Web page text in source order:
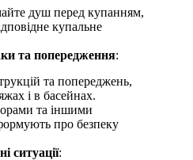
душ перед купанням,
купальне
та попередження:
та попереджень,
і в басейнах.
та іншими
про безпеку
ситуації: